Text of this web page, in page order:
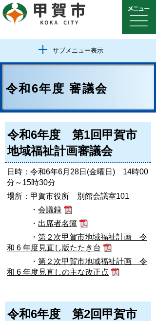
サブメニュー表示
令和6年度 審議会
令和6年度 第1回甲賀市
地域福祉計画審議会
日時：令和6年6月28日(金曜日) 14時00
分～15時30分
場所：甲賀市役所 別館会議室101
・ 会議録
・ 出席者名簿
・ 第２次甲賀市地域福祉計画 令
和 6 年度見直し版たたき台
・ 第２次甲賀市地域福祉計画 令
和 6 年度見直しの主な改正点
令和6年度 第2回甲賀市